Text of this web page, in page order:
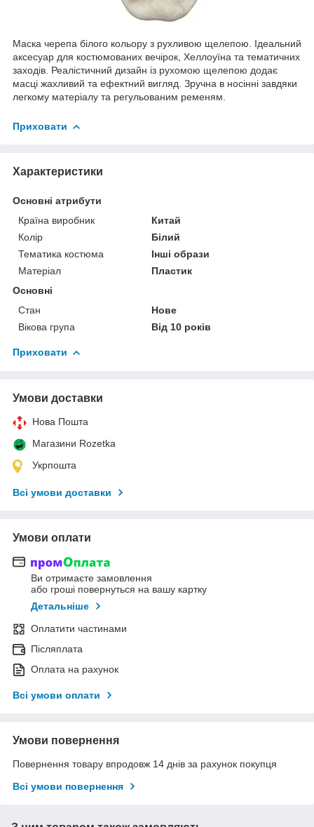
Маска черепа білого кольору з рухливою щелепою. Ідеальний
аксесуар для костюмованих вечірок, Хеллоуїна та тематичних
заходів. Реалістичний дизайн із рухомою щелепою додає
масці жахливий та ефектний вигляд. Зручна в носінні завдяки
легкому матеріалу та регульованим ременям.
Приховати
Характеристики
Основні атрибути
Країна виробник
Китай
Колір
Білий
Тематика костюма
Інші образи
Матеріал
Пластик
Основні
Стан
Нове
Вікова група
Від 10 років
Приховати
Умови доставки
Нова Пошта
Магазини Rozetka
Укрпошта
Всі умови доставки
Умови оплати
Ви отримаєте замовлення
або гроші повернуться на вашу картку
Детальніше
Оплатити частинами
Післяплата
Оплата на рахунок
Всі умови оплати
Умови повернення
Повернення товару впродовж 14 днів за рахунок покупця
Всі умови повернення